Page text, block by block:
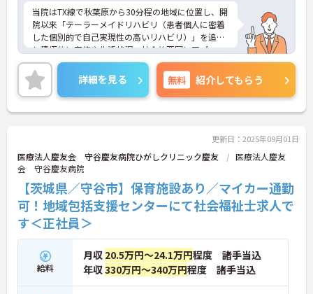
当院はTX線で秋葉原から30分程の地域に位置し、開
院以来「テーラーメイドリハビリ（患者個人に密着
した個別的で自己実現性の高いリハビリ）」を追求
し積極的に家族や生活状況・社会的要因にアプロー
チする手法で研鑽を積んできました。常に「より充
実したリハビリの実現の為には何が必要とされてい
るのか」を問い続け、100名超のリハスタッフ・MS
W・医師・リハビリ志向的看護など充実した布陣の
多職種チーム力、病院一体のリハビリ的姿勢でチャ
ハビリテーション病棟を持ち、その病棟では8割近
くの患者様が自宅に復帰をしております。メディカ
ルソーシャルワーカーとしてはその力を存分に発揮
できるハード・ソフトを備えています。患者様にそ
のようなパフォーマンスを提供しているからこそ、
職員間の雰囲気はアットホームな環境です。福利厚
生も充実しておりますので、ぜひ見学にお越しくだ
さい。
詳細を見る 無料 紹介してもらう
更新日：2025年09月01日
医療法人慶友会 守谷慶友病院ひがしクリニック慶友
医療法人慶友
会 守谷慶友病院
【茨城県／守谷市】保育施設あり／マイカー通勤
可！地域包括支援センターにて社会福祉士求人で
す＜正社員＞
給料
月収 20.5万円～24.1万円程度 諸手当込
年収330万円～340万円程度 諸手当込